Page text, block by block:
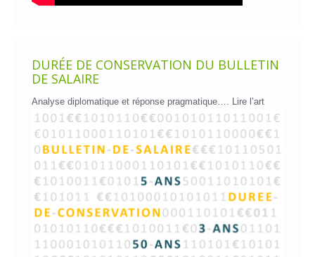
DURÉE DE CONSERVATION DU BULLETIN
DE SALAIRE
Analyse diplomatique et réponse pragmatique…. Lire l’art